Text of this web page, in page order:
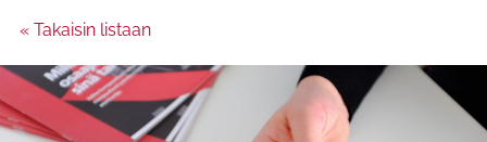
« Takaisin listaan